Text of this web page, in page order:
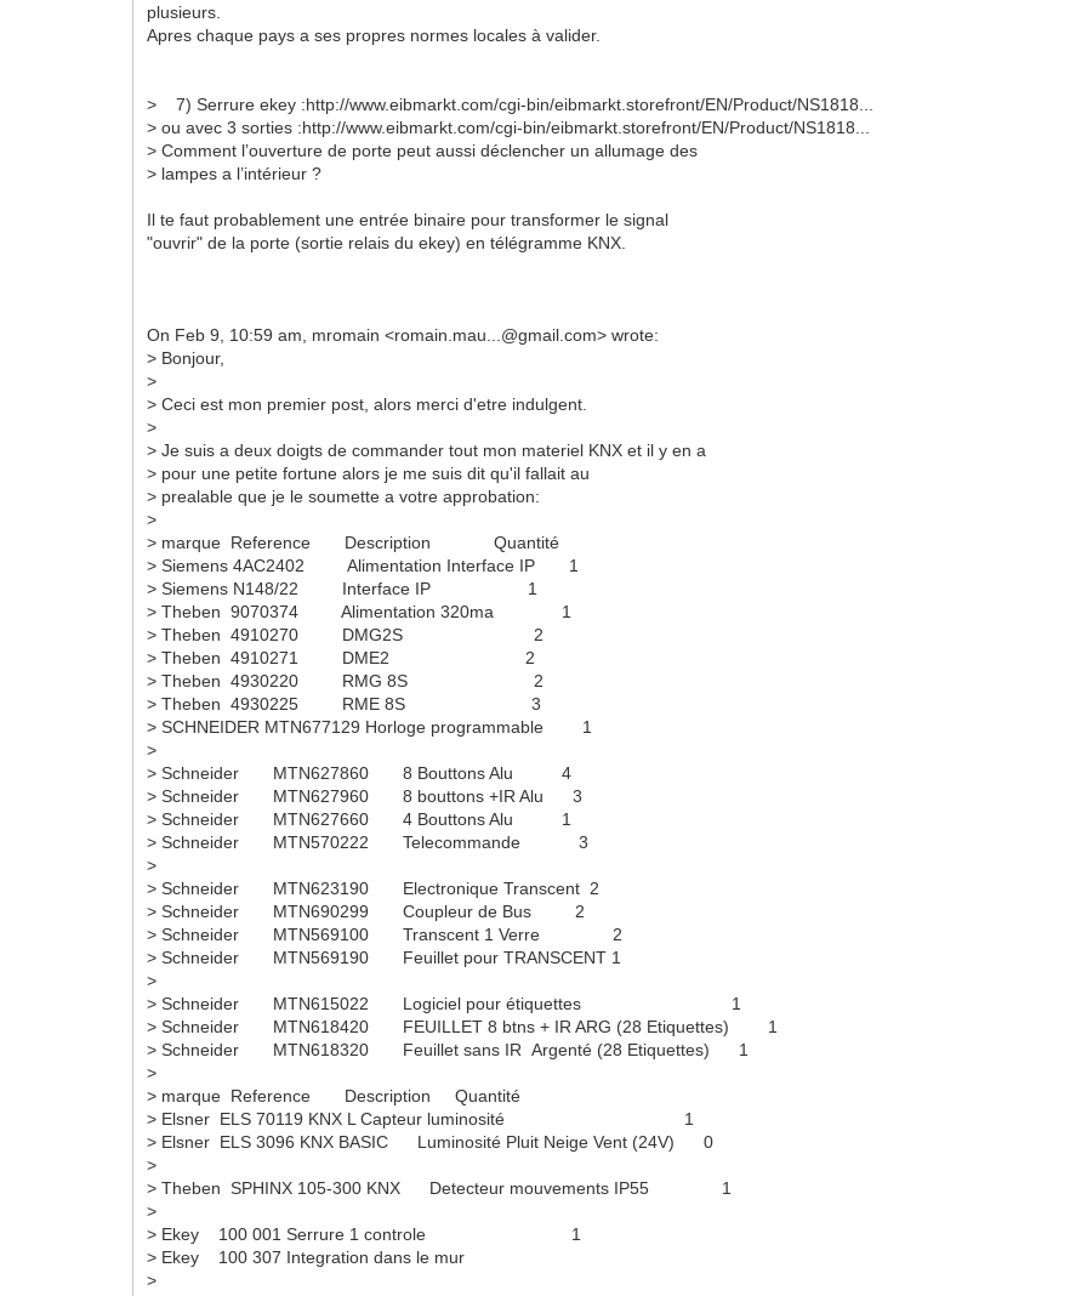
plusieurs.
Apres chaque pays a ses propres normes locales à valider.
> 7) Serrure ekey :http://www.eibmarkt.com/cgi-bin/eibmarkt.storefront/EN/Product/NS1818...
> ou avec 3 sorties :http://www.eibmarkt.com/cgi-bin/eibmarkt.storefront/EN/Product/NS1818...
> Comment l’ouverture de porte peut aussi déclencher un allumage des
> lampes a l’intérieur ?
Il te faut probablement une entrée binaire pour transformer le signal
"ouvrir" de la porte (sortie relais du ekey) en télégramme KNX.
On Feb 9, 10:59 am, mromain <romain.mau...@gmail.com> wrote:
> Bonjour,
>
> Ceci est mon premier post, alors merci d'etre indulgent.
>
> Je suis a deux doigts de commander tout mon materiel KNX et il y en a
> pour une petite fortune alors je me suis dit qu'il fallait au
> prealable que je le soumette a votre approbation:
>
> marque Reference Description Quantité
> Siemens 4AC2402 Alimentation Interface IP 1
> Siemens N148/22 Interface IP 1
> Theben 9070374 Alimentation 320ma 1
> Theben 4910270 DMG2S 2
> Theben 4910271 DME2 2
> Theben 4930220 RMG 8S 2
> Theben 4930225 RME 8S 3
> SCHNEIDER MTN677129 Horloge programmable 1
>
> Schneider MTN627860 8 Bouttons Alu 4
> Schneider MTN627960 8 bouttons +IR Alu 3
> Schneider MTN627660 4 Bouttons Alu 1
> Schneider MTN570222 Telecommande 3
>
> Schneider MTN623190 Electronique Transcent 2
> Schneider MTN690299 Coupleur de Bus 2
> Schneider MTN569100 Transcent 1 Verre 2
> Schneider MTN569190 Feuillet pour TRANSCENT 1
>
> Schneider MTN615022 Logiciel pour étiquettes 1
> Schneider MTN618420 FEUILLET 8 btns + IR ARG (28 Etiquettes) 1
> Schneider MTN618320 Feuillet sans IR Argenté (28 Etiquettes) 1
>
> marque Reference Description Quantité
> Elsner ELS 70119 KNX L Capteur luminosité 1
> Elsner ELS 3096 KNX BASIC Luminosité Pluit Neige Vent (24V) 0
>
> Theben SPHINX 105-300 KNX Detecteur mouvements IP55 1
>
> Ekey 100 001 Serrure 1 controle 1
> Ekey 100 307 Integration dans le mur
>